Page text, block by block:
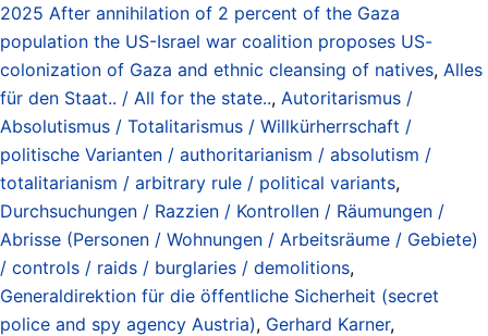
2025 After annihilation of 2 percent of the Gaza
population the US-Israel war coalition proposes US-
colonization of Gaza and ethnic cleansing of natives, Alles
für den Staat.. / All for the state.., Autoritarismus /
Absolutismus / Totalitarismus / Willkürherrschaft /
politische Varianten / authoritarianism / absolutism /
totalitarianism / arbitrary rule / political variants,
Durchsuchungen / Razzien / Kontrollen / Räumungen /
Abrisse (Personen / Wohnungen / Arbeitsräume / Gebiete)
/ controls / raids / burglaries / demolitions,
Generaldirektion für die öffentliche Sicherheit (secret
police and spy agency Austria), Gerhard Karner,